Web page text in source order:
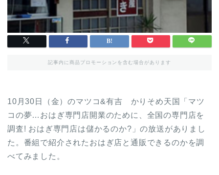
記事内に商品プロモーションを含む場合があります
10月30日（金）のマツコ&有吉 かりそめ天国「マツ
コの夢…おはぎ専門店開業のために、全国の専門店を
調査! おはぎ専門店は儲かるのか?」の放送がありまし
た。番組で紹介されたおはぎ店と通販できるのかを調
べてみました。